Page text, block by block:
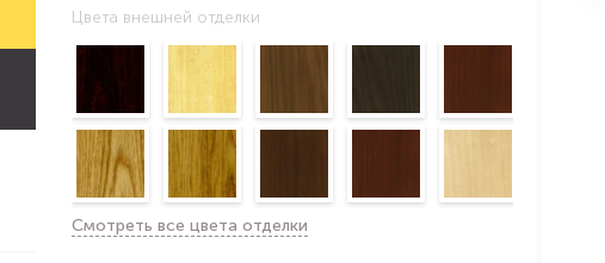
Цвета внешней отделки
Смотреть все цвета отделки